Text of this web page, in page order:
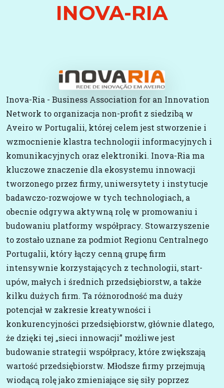
INOVA-RIA
Inova-Ria - Business Association for an Innovation
Network to organizacja non-profit z siedzibą w
Aveiro w Portugalii, której celem jest stworzenie i
wzmocnienie klastra technologii informacyjnych i
komunikacyjnych oraz elektroniki. Inova-Ria ma
kluczowe znaczenie dla ekosystemu innowacji
tworzonego przez firmy, uniwersytety i instytucje
badawczo-rozwojowe w tych technologiach, a
obecnie odgrywa aktywną rolę w promowaniu i
budowaniu platformy współpracy. Stowarzyszenie
to zostało uznane za podmiot Regionu Centralnego
Portugalii, który łączy cenną grupę firm
intensywnie korzystających z technologii, start-
upów, małych i średnich przedsiębiorstw, a także
kilku dużych firm. Ta różnorodność ma duży
potencjał w zakresie kreatywności i
konkurencyjności przedsiębiorstw, głównie dlatego,
że dzięki tej „sieci innowacji” możliwe jest
budowanie strategii współpracy, które zwiększają
wartość przedsiębiorstw. Młodsze firmy przejmują
wiodącą rolę jako zmieniające się siły poprzez